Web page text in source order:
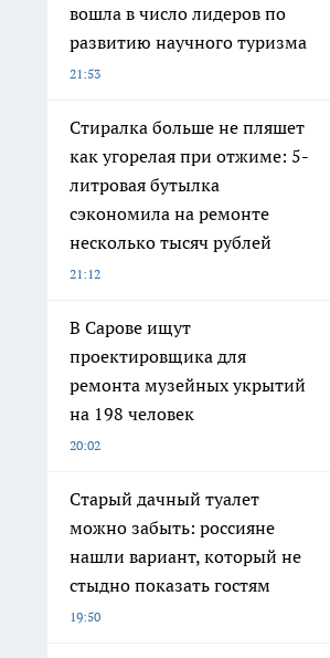
вошла в число лидеров по
развитию научного туризма
21:53
Стиралка больше не пляшет
как угорелая при отжиме: 5-
литровая бутылка
сэкономила на ремонте
несколько тысяч рублей
21:12
В Сарове ищут
проектировщика для
ремонта музейных укрытий
на 198 человек
20:02
Старый дачный туалет
можно забыть: россияне
нашли вариант, который не
стыдно показать гостям
19:50